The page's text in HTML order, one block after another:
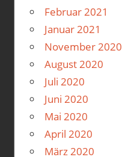
Februar 2021
Januar 2021
November 2020
August 2020
Juli 2020
Juni 2020
Mai 2020
April 2020
März 2020